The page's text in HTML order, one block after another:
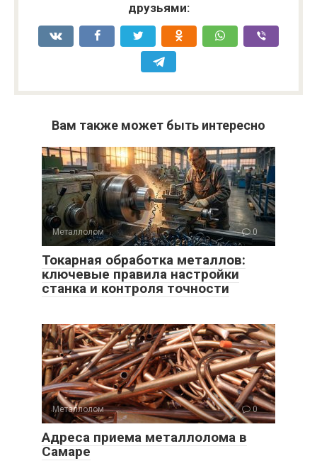
друзьями:
Вам также может быть интересно
Металлолом 0
Токарная обработка металлов:
ключевые правила настройки
станка и контроля точности
Металлолом 0
Адреса приема металлолома в
Самаре